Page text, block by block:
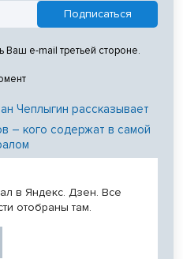
Ваш e-mail третьей стороне.
Чеплыгин рассказывает
– кого содержат в самой
в Яндекс. Дзен. Все
отобраны там.